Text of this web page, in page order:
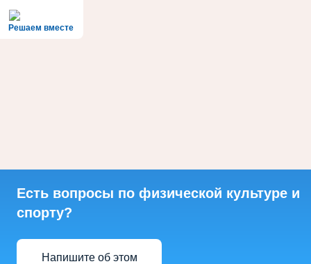
Решаем вместе
Есть вопросы по физической культуре и
спорту?
Напишите об этом